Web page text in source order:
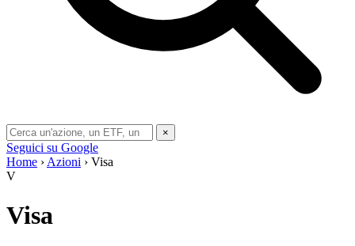
×
Seguici su Google
Home › Azioni › Visa
V
Visa